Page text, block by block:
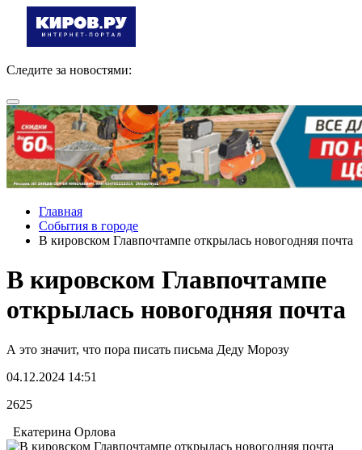
Следите за новостями:
Главная
События в городе
В кировском Главпочтампе открылась новогодняя почта
В кировском Главпочтампе
открылась новогодняя почта
А это значит, что пора писать письма Деду Морозу
04.12.2024 14:51
2625
Екатерина Орлова